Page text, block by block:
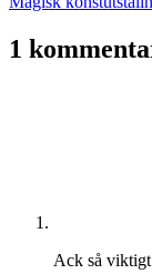
1
Ack så